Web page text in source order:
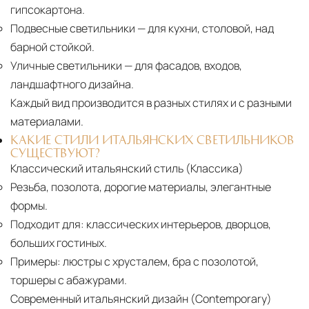
гипсокартона.
Подвесные светильники — для кухни, столовой, над
барной стойкой.
Уличные светильники — для фасадов, входов,
ландшафтного дизайна.
Каждый вид производится в разных стилях и с разными
материалами.
КАКИЕ СТИЛИ ИТАЛЬЯНСКИХ СВЕТИЛЬНИКОВ
СУЩЕСТВУЮТ?
Классический итальянский стиль (Классика)
Резьба, позолота, дорогие материалы, элегантные
формы.
Подходит для: классических интерьеров, дворцов,
больших гостиных.
Примеры: люстры с хрусталем, бра с позолотой,
торшеры с абажурами.
Современный итальянский дизайн (Contemporary)